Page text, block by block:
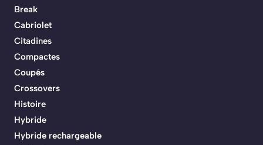
Break
Cabriolet
Citadines
Compactes
Coupés
Crossovers
Histoire
Hybride
Hybride rechargeable